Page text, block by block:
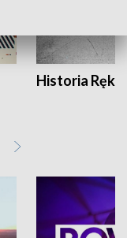
Historia Ręką